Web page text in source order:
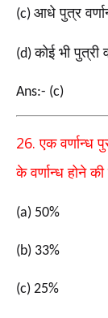
(c) आधे पुत्र
(d)कोई भी पुत्री
Ans:- (c)
26.एक वर्णान्ध
के वर्णान्ध होने
(a) 50%
(b) 33%
(c) 25%